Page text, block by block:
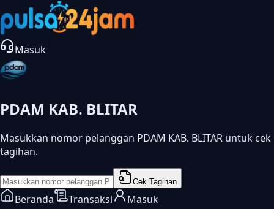
Masuk
PDAM KAB. BLITAR
Masukkan nomor pelanggan PDAM KAB. BLITAR untuk cek
tagihan.
Cek Tagihan
Beranda Transaksi Masuk